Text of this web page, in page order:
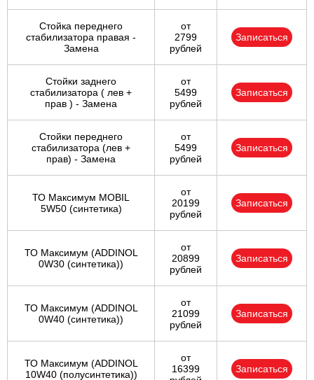
Стойка переднего
стабилизатора правая -
Замена
от
2799
рублей
Записаться
Стойки заднего
стабилизатора ( лев +
прав ) - Замена
от
5499
рублей
Записаться
Стойки переднего
стабилизатора (лев +
прав) - Замена
от
5499
рублей
Записаться
ТО Максимум MOBIL
5W50 (синтетика)
от
20199
рублей
Записаться
ТО Максимум (ADDINOL
0W30 (синтетика))
от
20899
рублей
Записаться
ТО Максимум (ADDINOL
0W40 (синтетика))
от
21099
рублей
Записаться
ТО Максимум (ADDINOL
10W40 (полусинтетика))
от
16399
Записаться